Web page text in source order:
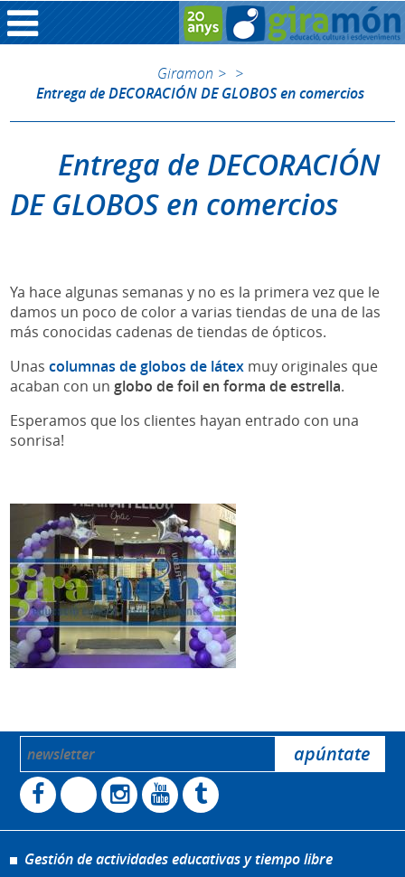
Giramon > >
Entrega de DECORACIÓN DE GLOBOS en comercios
Entrega de DECORACIÓN
DE GLOBOS en comercios
Ya hace algunas semanas y no es la primera vez que le
damos un poco de color a varias tiendas de una de las
más conocidas cadenas de tiendas de ópticos.
Unascolumnas de globos de látex muy originales que
acaban con unglobo de foil en forma de estrella.
Esperamos que los clientes hayan entrado con una
sonrisa!
Gestión de actividades educativas y tiempo libre